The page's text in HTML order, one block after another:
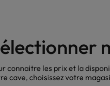
Nos Bières
connaitre les prix et la
cave, choisissez votre